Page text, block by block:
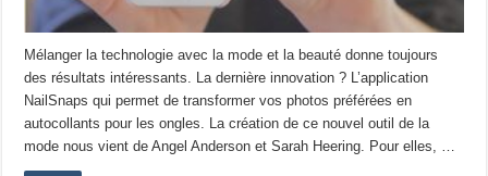
Mélanger la technologie avec la mode et la beauté donne toujours
des résultats intéressants. La dernière innovation ? L’application
NailSnaps qui permet de transformer vos photos préférées en
autocollants pour les ongles. La création de ce nouvel outil de la
mode nous vient de Angel Anderson et Sarah Heering. Pour elles, …